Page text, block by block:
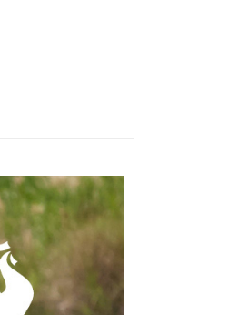
稱本公司）所提供，讓
由商店將買賣／分期付
繳交帳款。
的，商店將以您的個人
項蒐集、處理及利
、核對及更正。
userRule
付方式。 讓您購物簡單
結，可透過四大超商
交易完成。
需要取消訂單，請聯
有效，需透過AFTEE
面顯示為準，若有關於
聯繫「AFTEE先享後
support/home
85折
享88折💝